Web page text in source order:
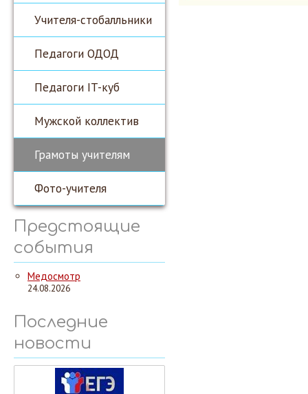
Учителя-стобалльники
Педагоги ОДОД
Педагоги IT-куб
Мужской коллектив
Грамоты учителям
Фото-учителя
Предстоящие
события
Медосмотр
24.08.2026
Последние
новости